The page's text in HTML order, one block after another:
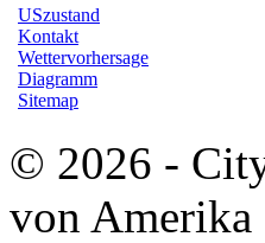
USzustand
Kontakt
Wettervorhersage
Diagramm
Sitemap
© 2026 -
von Amerika